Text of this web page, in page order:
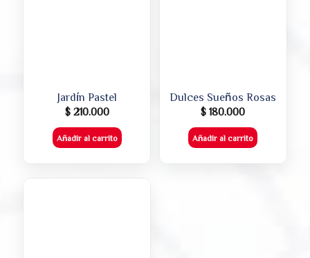
Jardín Pastel
$210.000
Añadir al carrito
Dulces Sueños Rosas
$ 180.000
Añadir al carrito